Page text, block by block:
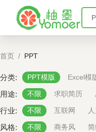
首页 / PPT
分类: PPT模版 Excel模
用途: 不限 求职简历
行业: 不限 互联网
风格: 不限 商务风